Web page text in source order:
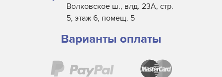
Волковское ш., влд. 23А, стр.
5, этаж 6, помещ. 5
Варианты оплаты